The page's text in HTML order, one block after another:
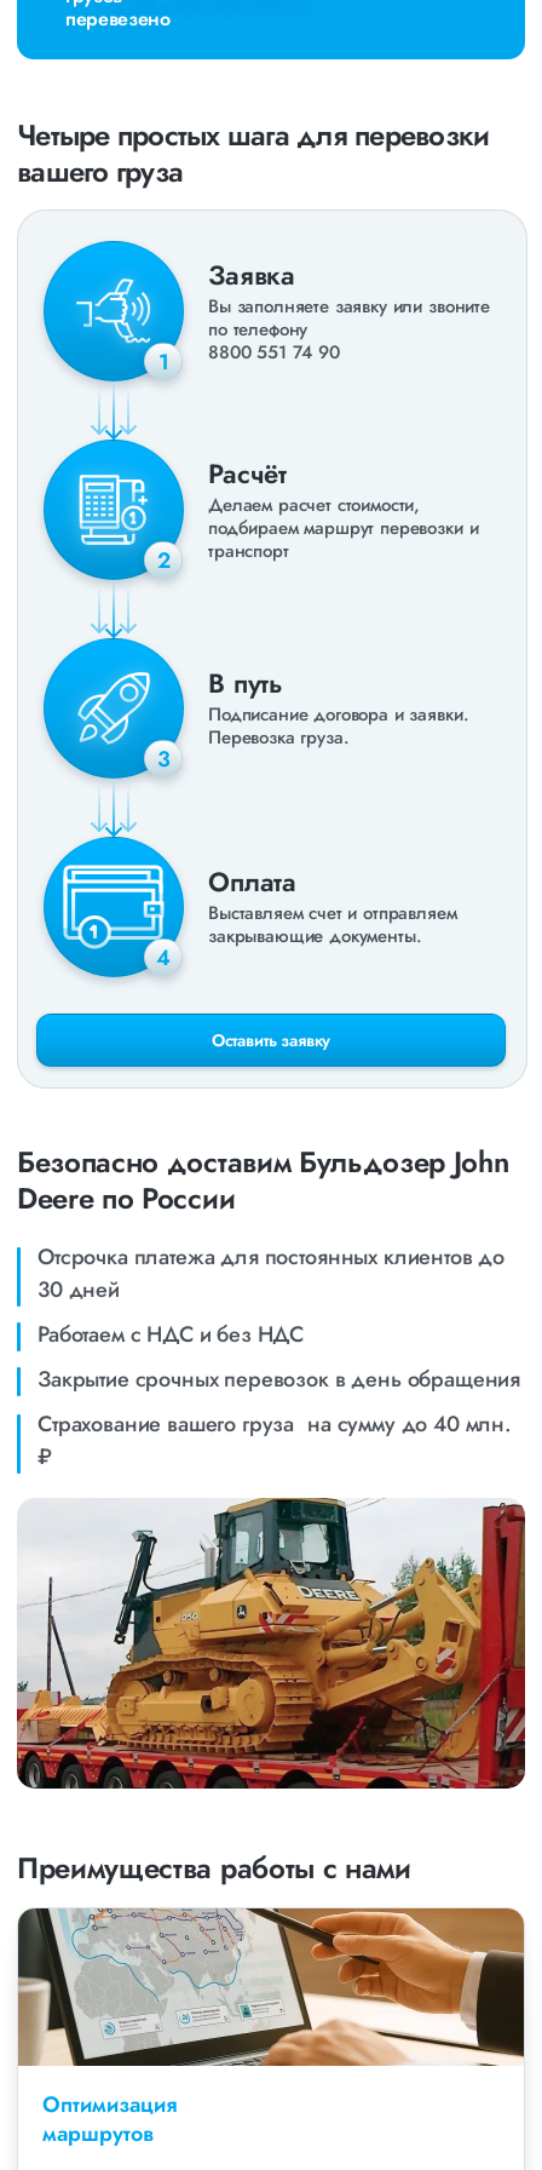
перевезено
Четыре простых шага для перевозки
вашего груза
1
Заявка
Вы заполняете заявку или звоните
по телефону
8800 551 74 90
2
Расчёт
Делаем расчет стоимости,
подбираем маршрут перевозки и
транспорт
3
В путь
Подписание договора и заявки.
Перевозка груза.
4
Оплата
Выставляем счет и отправляем
закрывающие документы.
Оставить заявку
Безопасно доставим Бульдозер John
Deere по России
Отсрочка платежа для постоянных клиентов до
30 дней
Работаем с НДС и без НДС
Закрытие срочных перевозок в день обращения
Страхование вашего груза на сумму до 40 млн.
₽
Преимущества работы с нами
Оптимизация
маршрутов